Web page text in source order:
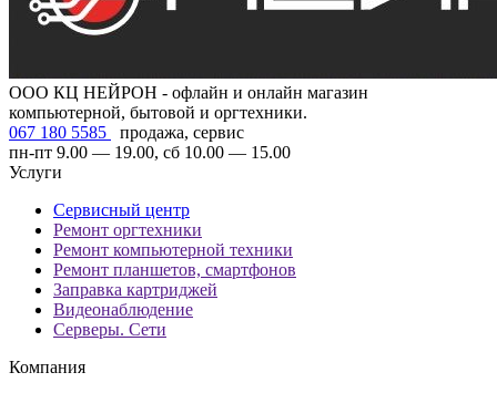
ООО КЦ НЕЙРОН - офлайн и онлайн магазин
компьютерной, бытовой и оргтехники.
067 180 5585
продажа, сервис
пн-пт 9.00 — 19.00, сб 10.00 — 15.00
Услуги
Сервисный центр
Ремонт оргтехники
Ремонт компьютерной техники
Ремонт планшетов, смартфонов
Заправка картриджей
Видеонаблюдение
Серверы. Сети
Компания